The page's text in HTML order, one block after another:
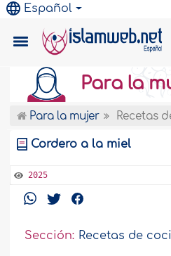
Español
Para la
Para la mujer Recetas
Cordero a la miel
2025
Sección: Recetas de